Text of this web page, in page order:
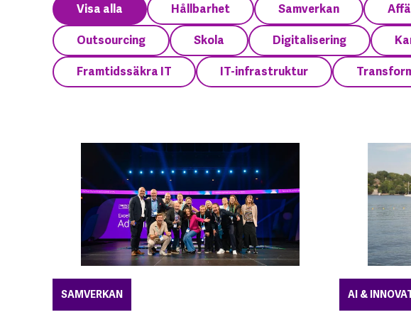
Visa alla Hållbarhet Samverkan
Outsourcing Skola Digitalisering
Framtidssäkra IT IT-infrastruktur
SAMVERKAN AI &